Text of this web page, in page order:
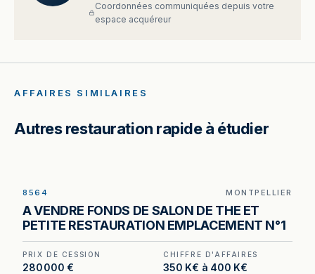
Coordonnées communiquées depuis votre
espace acquéreur
AFFAIRES SIMILAIRES
Autres restauration rapide à étudier
3 % du chiffre d'affaires hors taxes, en plein
cœur de ville.
8564 MONTPELLIER
A VENDRE FONDS DE SALON DE THE ET
PETITE RESTAURATION EMPLACEMENT N°1
PRIX DE CESSION
280 000 €
CHIFFRE D'AFFAIRES
350 K€ à 400 K€